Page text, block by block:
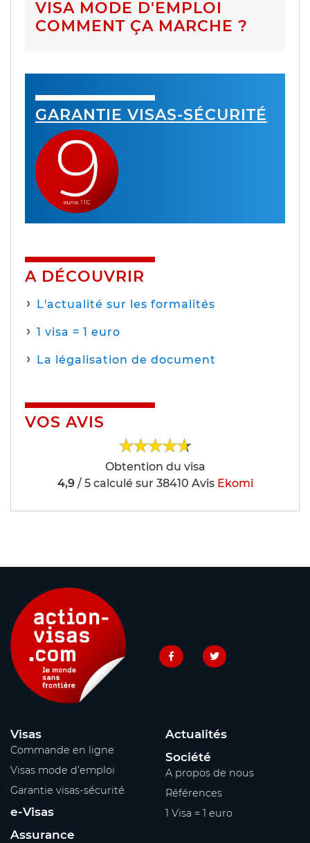
VISA MODE D'EMPLOI
COMMENT ÇA MARCHE ?
GARANTIE VISAS-SÉCURITÉ
A DÉCOUVRIR
L'actualité sur les formalités
1 visa = 1 euro
La légalisation de document
VOS AVIS
Obtention du visa
4,9 / 5 calculé sur 38410 Avis Ekomi
Visas
Commande en ligne
Visas mode d’emploi
Garantie visas-sécurité
e-Visas
Assurance
Actualités
Société
A propos de nous
Références
1 Visa = 1 euro